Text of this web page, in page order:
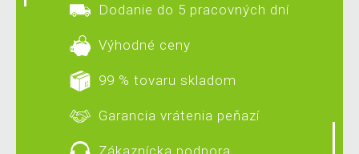
Dodanie do 5 pracovných dní
Výhodné ceny
99 % tovaru skladom
Garancia vrátenia peňazí
Zákaznícka podpora